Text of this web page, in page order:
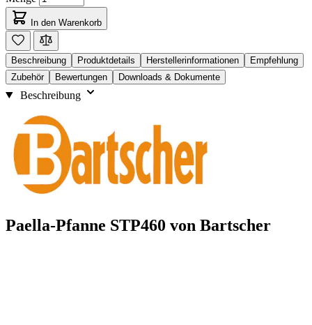
In den Warenkorb
Beschreibung Produktdetails Herstellerinformationen
Empfehlung
Zubehör
Bewertungen Downloads & Dokumente
Beschreibung
Paella-Pfanne STP460 von Bartscher